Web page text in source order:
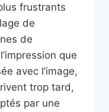
frustrants
de
de
que
avec l’image,
trop tard,
par une